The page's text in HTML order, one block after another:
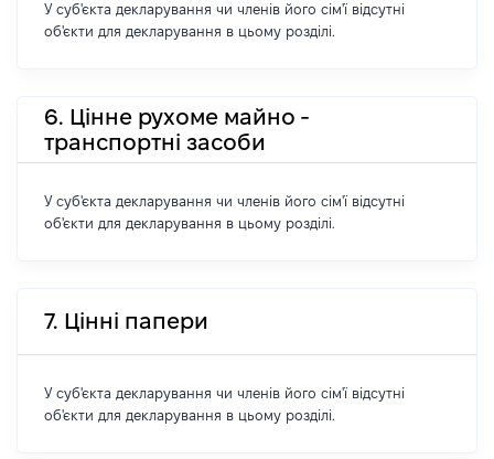
У суб'єкта декларування чи членів його сім'ї відсутні
об'єкти для декларування в цьому розділі.
6. Цінне рухоме майно -
транспортні засоби
У суб'єкта декларування чи членів його сім'ї відсутні
об'єкти для декларування в цьому розділі.
7. Цінні папери
У суб'єкта декларування чи членів його сім'ї відсутні
об'єкти для декларування в цьому розділі.